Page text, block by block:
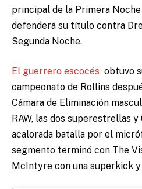
principal de la Primera
defenderá su título contra
Segunda Noche.
El guerrero escocés obtuvo
campeonato de Rollins
Cámara de Eliminación
RAW, las dos superestrellas
acalorada batalla por el
segmento terminó con The
McIntyre con una superkick